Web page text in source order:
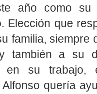
año como su
Elección que
familia, siempre
también a su
en su
quería